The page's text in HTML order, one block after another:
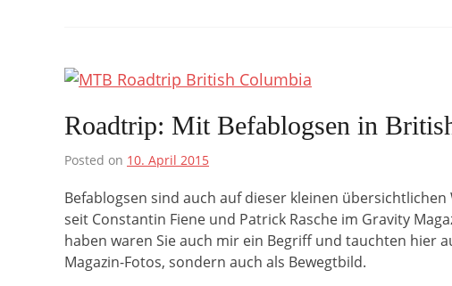
Roadtrip: Mit Befablogsen in
Posted on 10. April 2015
Befablogsen sind auch auf dieser kleinen
seit Constantin Fiene und Patrick Rasche im Gravity
haben waren Sie auch mir ein Begriff und tauchten hier
Magazin-Fotos, sondern auch als Bewegtbild.